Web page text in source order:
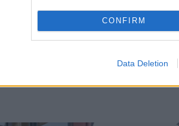
CONFIRM
Data Deletion
ha gått